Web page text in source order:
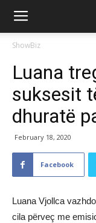
ShowBiz
Luana
suksesit
dhuratë
February 18, 2020
Facebook
Luana Vjollca
cila përveç me